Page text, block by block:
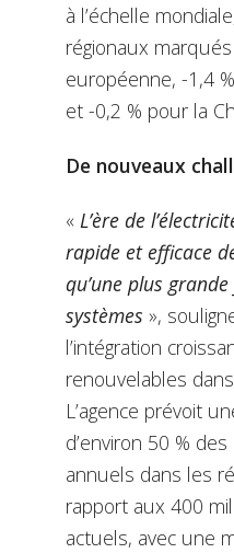
à l’échelle
régionaux
européenne, -1,4
et -0,2 % pour la
De nouveaux
« L’ère de
rapide et efficace
qu’une plus
systèmes »,
l’intégration
renouvelables
L’agence prévoit
d’environ 50 %
annuels dans les
rapport aux 400
actuels, avec une